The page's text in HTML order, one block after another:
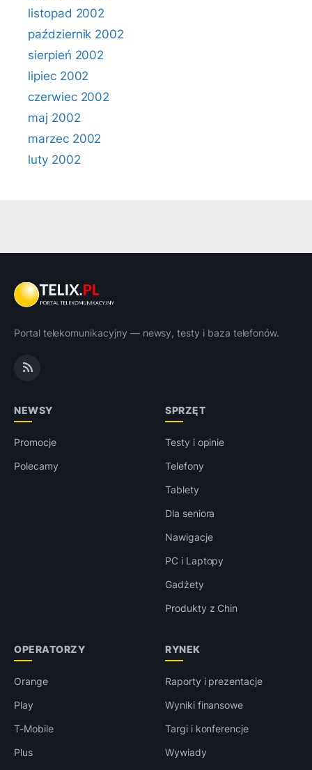
listopad 2002
październik 2002
sierpień 2002
lipiec 2002
czerwiec 2002
maj 2002
marzec 2002
luty 2002
Portal telekomunikacyjny — newsy, testy i baza telefonów.
NEWSY
Promocje
Polecamy
SPRZĘT
Testy i opinie
Telefony
Tablety
Dla seniora
Nawigacje
PC i Laptopy
Gadżety
Produkty z Chin
OPERATORZY
Orange
Play
T-Mobile
Plus
RYNEK
Raporty i prezentacje
Wyniki finansowe
Targi i konferencje
Wywiady